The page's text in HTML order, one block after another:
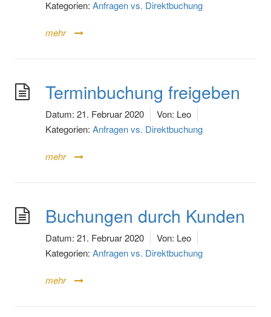
Kategorien: Anfragen vs. Direktbuchung
mehr
Terminbuchung freigeben
Datum: 21. Februar 2020 Von: Leo
Kategorien: Anfragen vs. Direktbuchung
mehr
Buchungen durch Kunden
Datum: 21. Februar 2020 Von: Leo
Kategorien: Anfragen vs. Direktbuchung
mehr